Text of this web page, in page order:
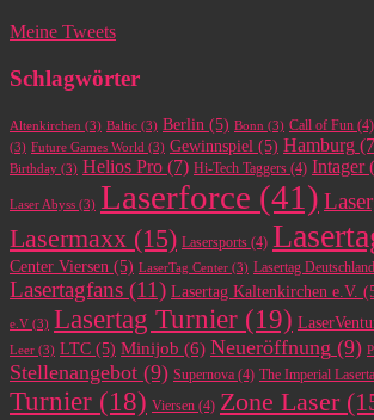
Meine Tweets
Schlagwörter
Altenkirchen (3) Baltic (3) Berlin (5) Bonn (3) Call of Fun (4)
(3) Future Games World (3) Gewinnspiel (5) Hamburg
Birthday (3) Helios Pro (7) Hi-Tech Taggers (4) Intager
Laser Abyss (3) Laserforce (41)
Lasermaxx (15) Lasersports (4)
Center Viersen (5) LaserTag Center (3) Lasertag Deutschland
Lasertagfans (11) Lasertag Kaltenkirchen e.V.
e.V (3) Lasertag Turnier (19)
Leer (3) LTC (5) Minijob (6) Neueröffnung (9)
Stellenangebot (9) Supernova (4) The Imperial
Turnier (18) Viersen (4) Zone Laser